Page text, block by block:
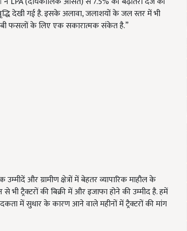
देखी गई है. इसके अलावा, जलाशयों के जल स्तर में भी
फसलों के लिए एक सकारात्मक संकेत है.”
और ग्रामीण क्षेत्रों में बेहतर व्यापारिक माहौल के
से भी ट्रैक्टरों की बिक्री में और इजाफा होने की उम्मीद है. हमें
में सुधार के कारण आने वाले महीनों में ट्रैक्टरों की मांग